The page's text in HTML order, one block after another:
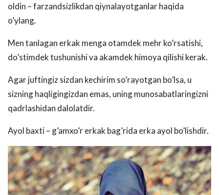
oldin – farzandsizlikdan qiynalayotganlar haqida
o’ylang.
Men tanlagan erkak menga otamdek mehr ko’rsatishi,
do’stimdek tushunishi va akamdek himoya qilishi kerak.
Agar juftingiz sizdan kechirim so’rayotgan bo’lsa, u
sizning haqligingizdan emas, uning munosabatlaringizni
qadrlashidan dalolatdir.
Ayol baxti – g’amxo’r erkak bag’rida erka ayol bo’lishdir.